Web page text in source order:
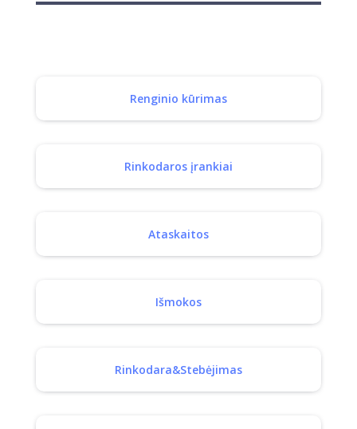
Renginio kūrimas
Rinkodaros įrankiai
Ataskaitos
Išmokos
Rinkodara&Stebėjimas